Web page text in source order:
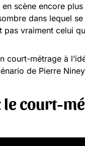
en scène encore
dans lequel
pas vraiment celui
court-métrage à
de Pierre
le court-